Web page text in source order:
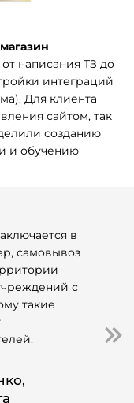
написания ТЗ до
интеграций
Для клиента
сайтом, так
созданию
и обучению
в
самовывоз
с
такие